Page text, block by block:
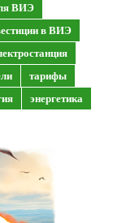
ВИЭ
в ВИЭ
тарифы
энергетика